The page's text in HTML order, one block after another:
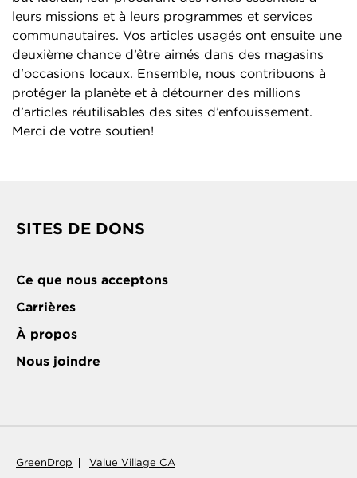
leurs missions et à leurs programmes et services
communautaires. Vos articles usagés ont ensuite une
deuxième chance d’être aimés dans des magasins
d'occasions locaux. Ensemble, nous contribuons à
protéger la planète et à détourner des millions
d’articles réutilisables des sites d’enfouissement.
Merci de votre soutien!
SITES DE DONS
Ce que nous acceptons
Carrières
À propos
Nous joindre
GreenDrop Value Village CA